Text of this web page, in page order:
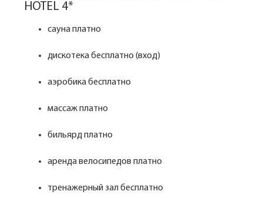
HOTEL 4*
сауна платно
дискотека бесплатно (вход)
аэробика бесплатно
массаж платно
бильярд платно
аренда велосипедов платно
тренажерный зал бесплатно